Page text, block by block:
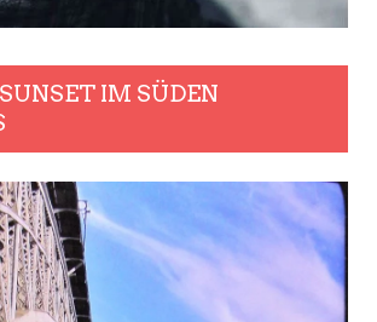
IM SÜDEN